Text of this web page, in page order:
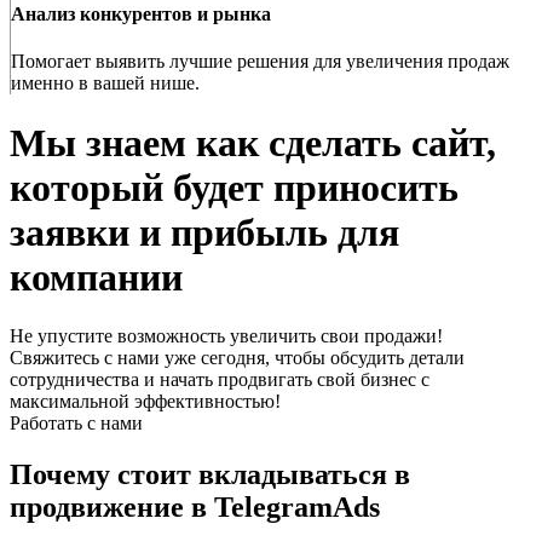
Анализ конкурентов и рынка
Помогает выявить лучшие решения для увеличения продаж
именно в вашей нише.
Мы знаем как сделать сайт,
который будет приносить
заявки и прибыль для
компании
Не упустите возможность увеличить свои продажи!
Свяжитесь с нами уже сегодня, чтобы обсудить детали
сотрудничества и начать продвигать свой бизнес с
максимальной эффективностью!
Работать с нами
Почему стоит вкладываться в
продвижение в TelegramAds